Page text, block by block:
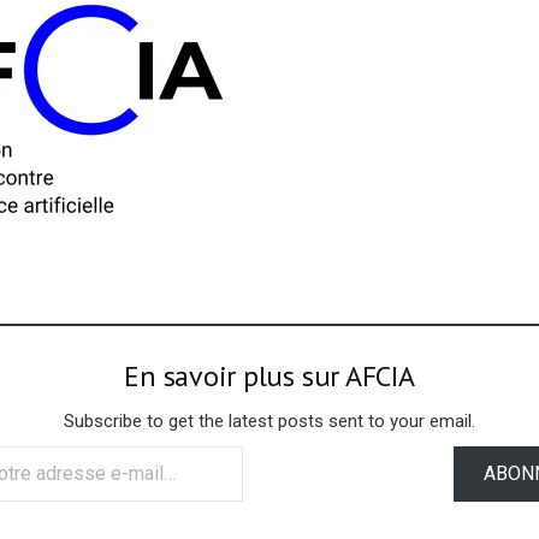
En savoir plus sur AFCIA
Subscribe to get the latest posts sent to your email.